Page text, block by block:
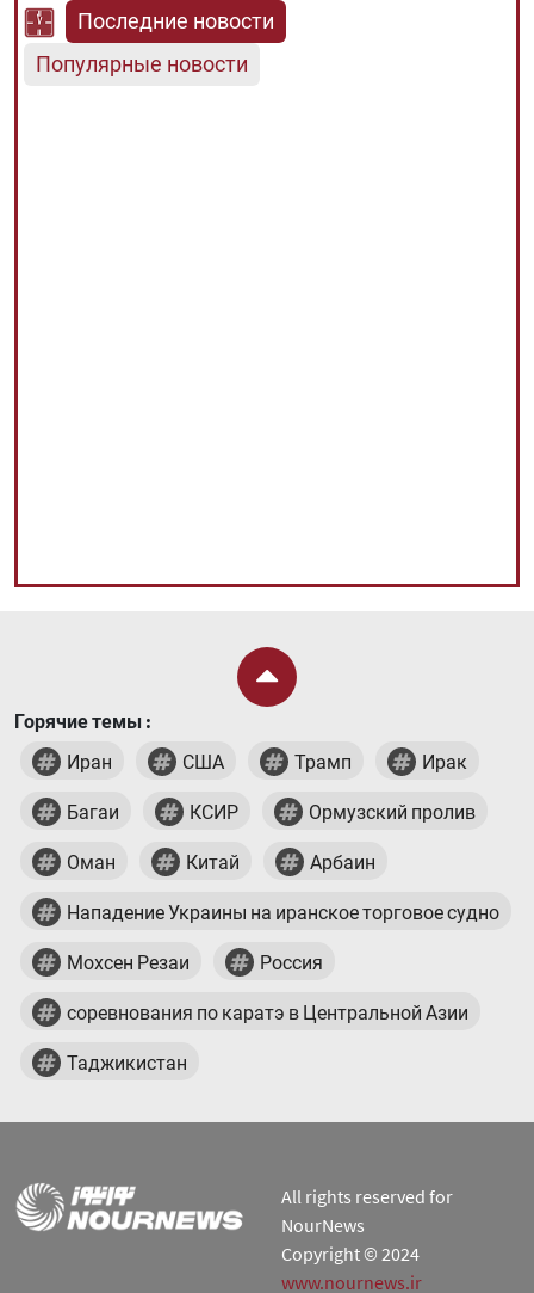
Последние новости
Популярные новости
Горячие темы :
Иран
США Трамп Ирак
Багаи КСИР Ормузский пролив
Оман Китай Арбаин
Нападение Украины на иранское торговое судно
Мохсен Резаи Россия
соревнования по каратэ в Центральной Азии
Таджикистан
All rights reserved for
NourNews
Copyright © 2024
www.nournews.ir